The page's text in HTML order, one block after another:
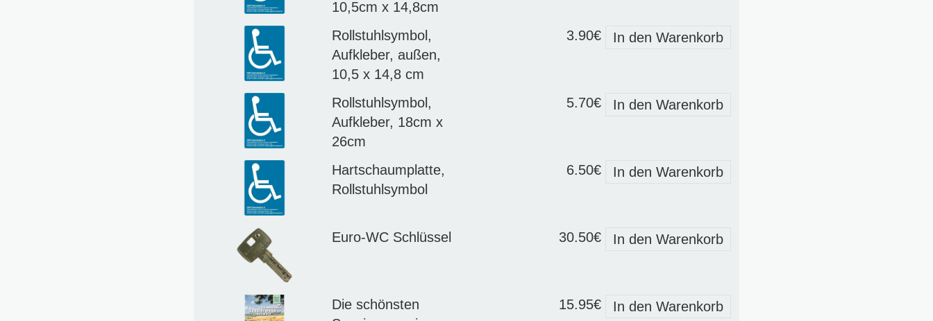
10,5cm x 14,8cm
Rollstuhlsymbol,
Aufkleber, außen,
10,5 x 14,8 cm
3.90€ In den Warenkorb
Rollstuhlsymbol,
Aufkleber, 18cm x
26cm
5.70€ In den Warenkorb
Hartschaumplatte,
Rollstuhlsymbol
6.50€ In den Warenkorb
Euro-WC Schlüssel 30.50€ In den Warenkorb
Die schönsten
15.95€ In den Warenkorb